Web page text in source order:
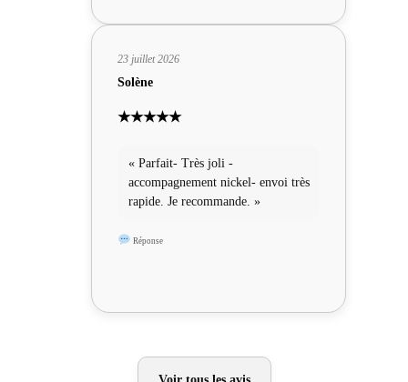
23 juillet 2026
Solène
★★★★★
« Parfait- Très joli -
accompagnement nickel- envoi très
rapide. Je recommande. »
Réponse